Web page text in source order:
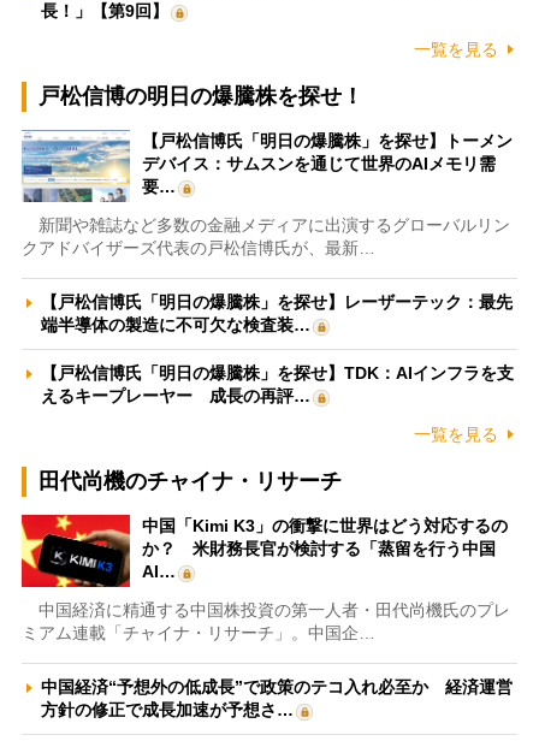
長！」【第9回】
一覧を見る
戸松信博の明日の爆騰株を探せ！
【戸松信博氏「明日の爆騰株」を探せ】トーメン
デバイス：サムスンを通じて世界のAIメモリ需
要…
新聞や雑誌など多数の金融メディアに出演するグローバルリン
クアドバイザーズ代表の戸松信博氏が、最新…
【戸松信博氏「明日の爆騰株」を探せ】レーザーテック：最先
端半導体の製造に不可欠な検査装…
【戸松信博氏「明日の爆騰株」を探せ】TDK：AIインフラを支
えるキープレーヤー 成長の再評…
一覧を見る
田代尚機のチャイナ・リサーチ
中国「Kimi K3」の衝撃に世界はどう対応するの
か？ 米財務長官が検討する「蒸留を行う中国
AI…
中国経済に精通する中国株投資の第一人者・田代尚機氏のプレ
ミアム連載「チャイナ・リサーチ」。中国企…
中国経済“予想外の低成長”で政策のテコ入れ必至か 経済運営
方針の修正で成長加速が予想さ…